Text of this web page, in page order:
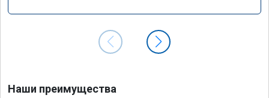
Наши преимущества